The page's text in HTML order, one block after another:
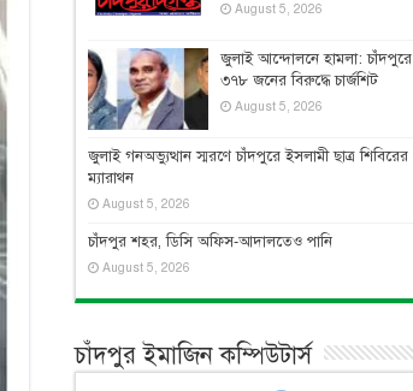
August 5, 2026
জুলাই আন্দোলনে হামলা: চাঁদপুরে
৩৭৮ জনের বিরুদ্ধে চার্জশিট
August 5, 2026
জুলাই গনঅভ্যুত্থান স্মরণে চাঁদপুরে ইসলামী ছাত্র শিবিরের
ম্যারাথন
August 5, 2026
চাঁদপুর শহর, ডিসি অফিস-আদালতেও পানি
August 5, 2026
চাঁদপুর ইমাজিন কম্পিউটার্স